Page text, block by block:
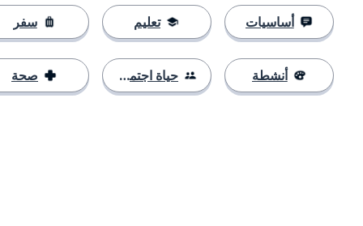
أساسيات
أنشطة
تعليم
حياة اجتماعية
سفر
صحة